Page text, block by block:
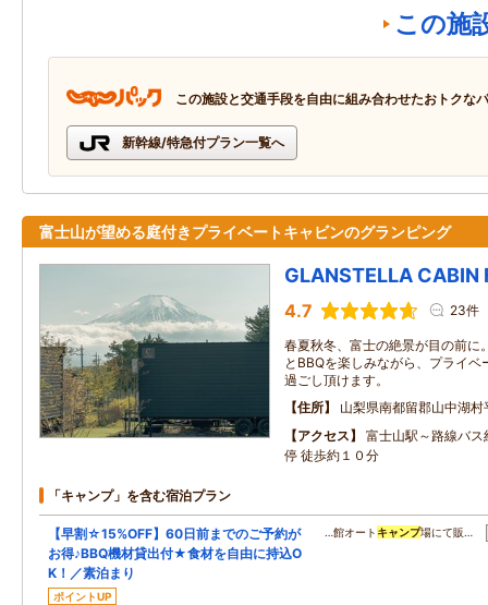
この施
この施設と交通手段を自由に組み合わせたおトクな
新幹線/特急付プラン一覧へ
富士山が望める庭付きプライベートキャビンのグランピング
GLANSTELLA
4.7 23件
春夏秋冬、富士の絶景が目の前に
とBBQを楽しみながら、プライ
過ごし頂けます。
住所
山梨県南都留郡山中湖
アクセス
富士山駅～路線バ
停 徒歩約１０分
「キャンプ」を含む宿泊プラン
【早割☆15%OFF】60日前までのご予約が
お得♪BBQ機材貸出付★食材を自由に持込O
K！／素泊まり
ポイントUP
…館オート キャンプ場にて販…